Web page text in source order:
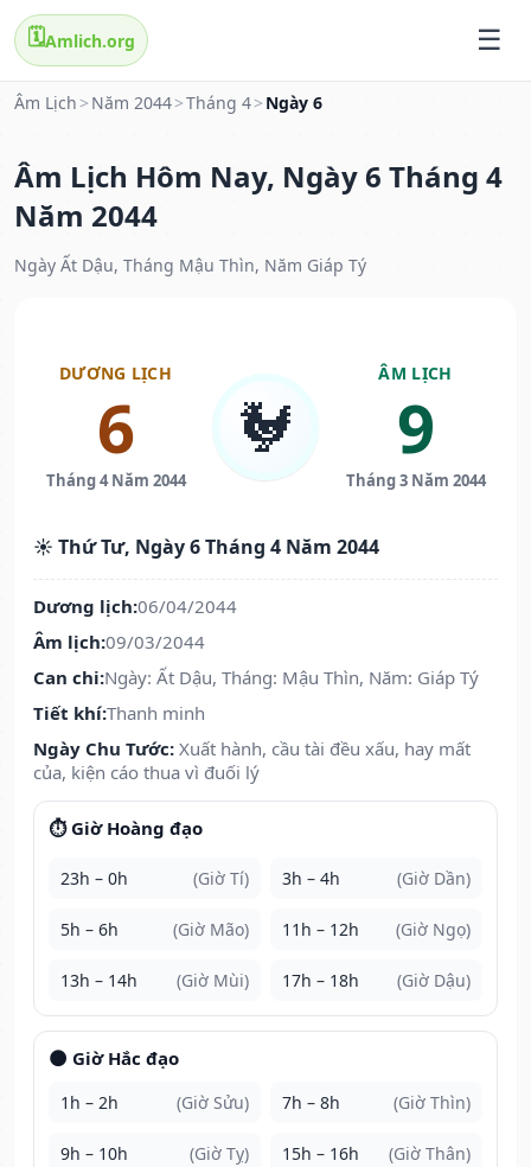
🗓️Amlich.org
Âm Lịch > Năm 2044>Tháng 4> Ngày 6
Âm Lịch Hôm Nay, Ngày 6 Tháng 4
Năm 2044
Ngày Ất Dậu, Tháng Mậu Thìn, Năm Giáp Tý
DƯƠNG LỊCH
6
Tháng 4 Năm 2044
🐓
ÂM LỊCH
9
Tháng 3 Năm 2044
☀️ Thứ Tư, Ngày 6 Tháng 4 Năm 2044
Dương lịch:06/04/2044
Âm lịch:09/03/2044
Can chi:Ngày: Ất Dậu, Tháng: Mậu Thìn, Năm: Giáp Tý
Tiết khí:Thanh minh
Ngày Chu Tước: Xuất hành, cầu tài đều xấu, hay mất
của, kiện cáo thua vì đuối lý
⏱️ Giờ Hoàng đạo
23h – 0h (Giờ Tí) 3h – 4h (Giờ Dần)
5h – 6h (Giờ Mão) 11h – 12h (Giờ Ngọ)
13h – 14h (Giờ Mùi) 17h – 18h (Giờ Dậu)
🌑 Giờ Hắc đạo
1h – 2h (Giờ Sửu) 7h – 8h (Giờ Thìn)
9h – 10h (Giờ Tỵ) 15h – 16h (Giờ Thân)